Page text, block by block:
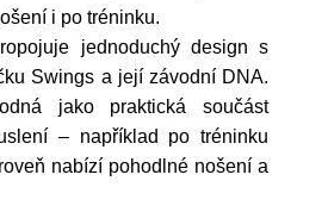
i po tréninku.
jednoduchý design s
Swings a její závodní DNA.
jako praktická součást
– například po tréninku
nabízí pohodlné nošení a